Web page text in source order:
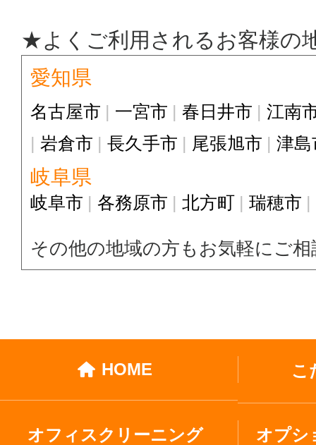
★よくご利用されるお客様の
愛知県
名古屋市 一宮市 春日井市
江南
岩倉市
長久手市 尾張旭市 津島
岐阜県
岐阜市 各務原市 北方町 瑞穂市
その他の地域の方もお気軽にご
HOME こ
オフィスクリーニング オプシ